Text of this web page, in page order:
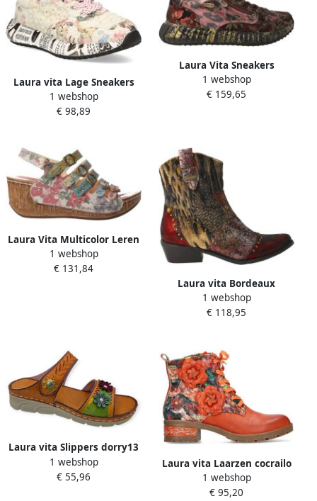
Laura vita Lage Sneakers
BURTON05 SNEAKERS
1 webshop
€ 98,89
Laura Vita Sneakers
1 webshop
€ 159,65
Laura Vita Multicolor Leren
Sandaal met Uniek Design
1 webshop
€ 131,84
Laura vita Bordeaux
Bloemen Cowboy
Enkellaarzen Multicolor
1 webshop
€ 118,95
Laura vita Slippers dorry13
1 webshop
€ 55,96
Laura vita Laarzen cocrailo
47
1 webshop
€ 95,20